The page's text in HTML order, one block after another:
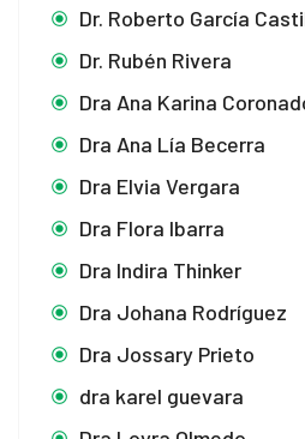
Dr. Roberto García
Dr. Rubén Rivera
Dra Ana Karina
Dra Ana Lía Becerra
Dra Elvia Vergara
Dra Flora Ibarra
Dra Indira Thinker
Dra Johana Rodríguez
Dra Jossary Prieto
dra karel guevara